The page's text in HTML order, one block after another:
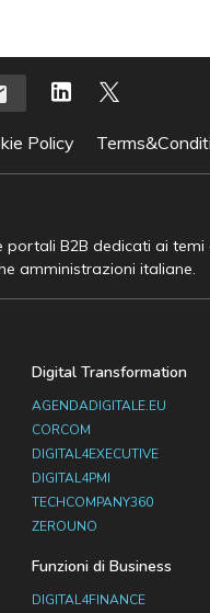
Policy
B2B dedicati ai
amministrazioni italiane.
Digital Transformation
AGENDADIGITALE.EU
CORCOM
DIGITAL4EXECUTIVE
DIGITAL4PMI
TECHCOMPANY360
ZEROUNO
Funzioni di Business
DIGITAL4FINANCE